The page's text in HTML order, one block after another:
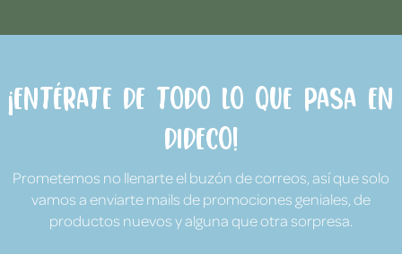
¡Entérate de todo lo que pasa en
Dideco!
Prometemos no llenarte el buzón de correos, así que solo
vamos a enviarte mails de promociones geniales, de
productos nuevos y alguna que otra sorpresa.